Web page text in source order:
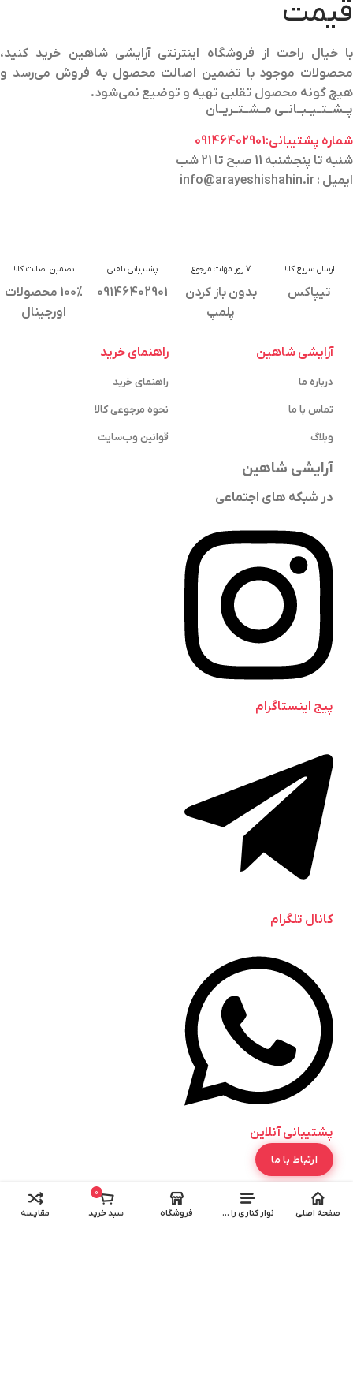
قیمت
با خیال راحت از فروشگاه اینترنتی آرایشی شاهین خرید کنید،
محصولات موجود با تضمین اصالت محصول به فروش می‌رسد و
هیچ گونه محصول تقلبی تهیه و توضیع نمی‌شود.
پــشــتــیــبــانــی مــشــتــریــان
شماره پشتیبانی:09146402901
شنبه تا پنجشنبه 11 صبح تا 21 شب
ایمیل : info@arayeshishahin.ir
ارسال سریع کالا
تیپاکس
7 روز مهلت مرجوع
بدون باز کردن
پلمپ
پشتیبانی تلفنی
09146402901
تضمین اصالت کالا
100% محصولات
اورجینال
آرایشی شاهین
درباره ما
تماس با ما
وبلاگ
آرایشی شاهین
در شبکه های اجتماعی
پیج اینستاگرام
کانال تلگرام
پشتیبانی آنلاین
ارتباط با ما
راهنمای خرید
راهنمای خرید
نحوه مرجوعی کالا
قوانین وب‌سایت
خدمات مشتریان
صفحه اصلی نوار کناری را باز کنید فروشگاه
0
سبد خرید مقایسه